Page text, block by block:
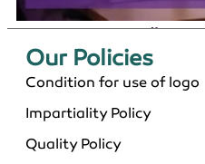
بالسعودية 2026
Our Policies​
Condition for use of logo
Impartiality Policy
Quality Policy